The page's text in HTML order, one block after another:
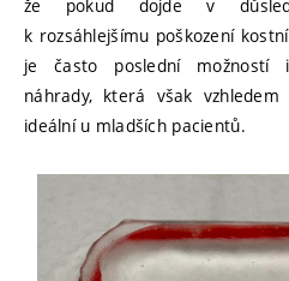
že pokud dojde v
k rozsáhlejšímu poškození
je často poslední možností
náhrady, která však
ideální u mladších pacientů.